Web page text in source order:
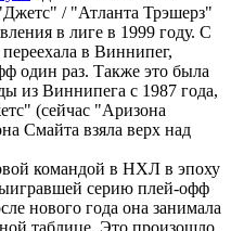
/ "Атланта Трэшерз"
в лиге в 1999 году. С
в Виннипег,
один раз. Также это была
из Виннипега с 1987 года,
(сейчас "Аризона
Смайта взяла верх над
командой в НХЛ в эпоху
серию плей-офф
нового года она занимала
таблице. Это произошло